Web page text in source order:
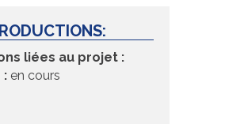
liées au projet :
: en cours